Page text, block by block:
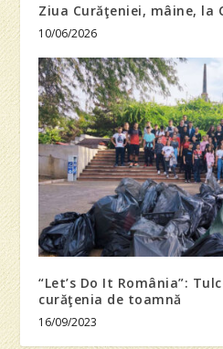
Ziua Curăţeniei, mâine, la
10/06/2026
“Let’s Do It România”:
curăţenia de toamnă
16/09/2023